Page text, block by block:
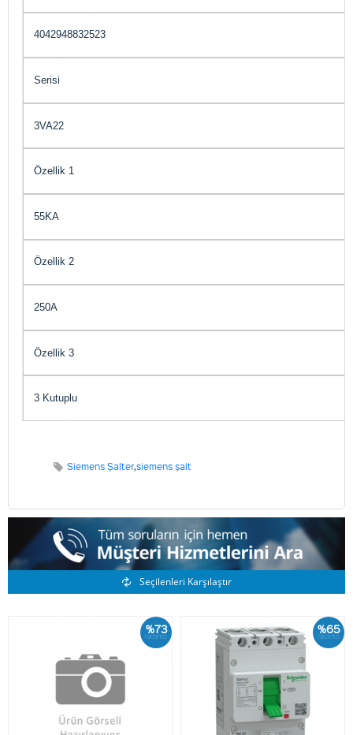
4042948832523
Serisi
3VA22
Özellik 1
55KA
Özellik 2
250A
Özellik 3
3 Kutuplu
Siemens Şalter,siemens şalt
Benzer Ürünler
Seçilenleri Karşılaştır
%73
İskonto %65
İskonto